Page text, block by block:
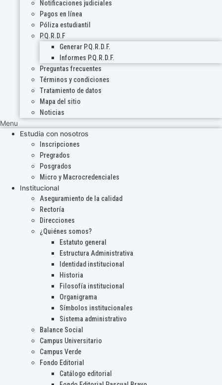
Notificaciones judiciales
Pagos en línea
Póliza estudiantil
P.Q.R.D.F
Generar P.Q.R.D.F.
Informes P.Q.R.D.F.
Preguntas frecuentes
Términos y condiciones
Tratamiento de datos
Mapa del sitio
Noticias
Menu
Estudia con nosotros
Inscripciones
Pregrados
Posgrados
Micro y Macrocredenciales
Institucional
Aseguramiento de la calidad
Rectoría
Direcciones
¿Quiénes somos?
Estatuto general
Estructura Administrativa
Identidad institucional
Historia
Filosofía institucional
Organigrama
Símbolos institucionales
Sistema administrativo
Balance Social
Campus Universitario
Campus Verde
Fondo Editorial
Catálogo editorial